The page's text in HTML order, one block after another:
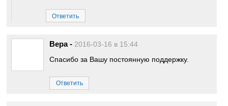
Ответить
Вера - 2016-03-16 в 15:44
Спасибо за Вашу постоянную поддержку.
Ответить